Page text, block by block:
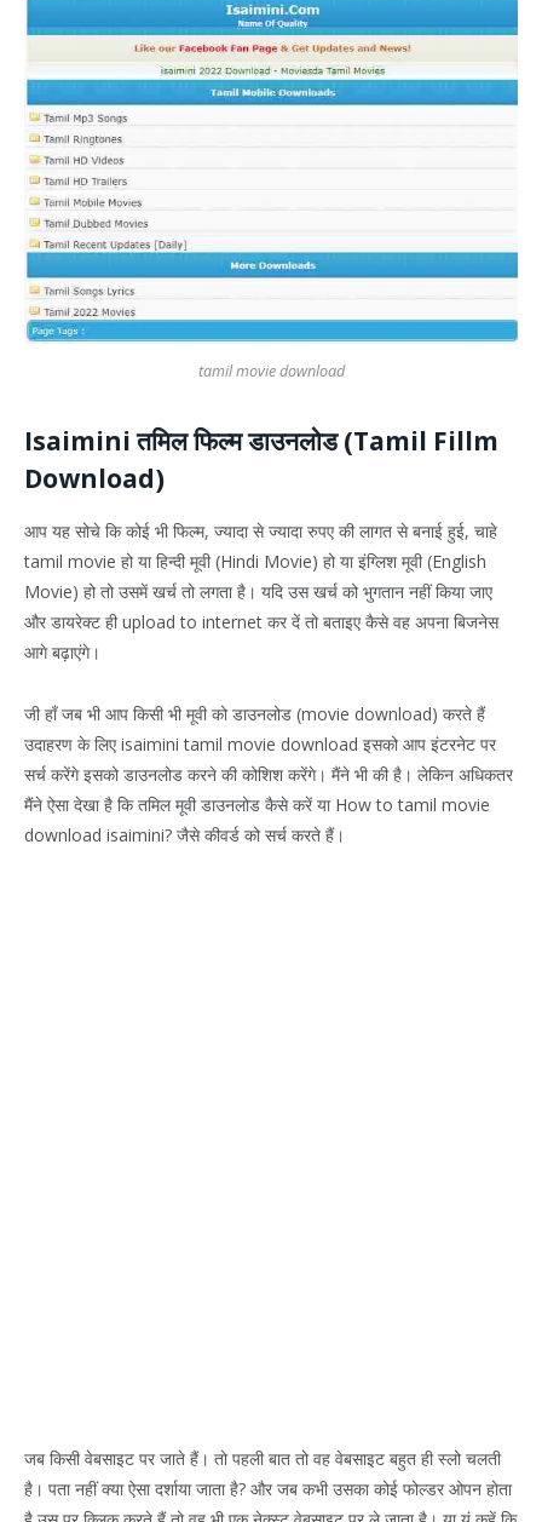
tamil movie download
Isaimini तमिल फिल्म डाउनलोड (Tamil Fillm
Download)
आप यह सोचे कि कोई भी फिल्म, ज्यादा से ज्यादा रुपए की लागत से बनाई हुई, चाहे
tamil movie हो या हिन्दी मूवी (Hindi Movie) हो या इंग्लिश मूवी (English
Movie) हो तो उसमें खर्च तो लगता है। यदि उस खर्च को भुगतान नहीं किया जाए
और डायरेक्ट ही upload to internet कर दें तो बताइए कैसे वह अपना बिजनेस
आगे बढ़ाएंगे।
जी हाँ जब भी आप किसी भी मूवी को डाउनलोड (movie download) करते हैं
उदाहरण के लिए isaimini tamil movie download इसको आप इंटरनेट पर
सर्च करेंगे इसको डाउनलोड करने की कोशिश करेंगे। मैंने भी की है। लेकिन अधिकतर
मैंने ऐसा देखा है कि तमिल मूवी डाउनलोड कैसे करें या How to tamil movie
download isaimini? जैसे कीवर्ड को सर्च करते हैं।
जब किसी वेबसाइट पर जाते हैं। तो पहली बात तो वह वेबसाइट बहुत ही स्लो चलती
है। पता नहीं क्या ऐसा दर्शाया जाता है? और जब कभी उसका कोई फोल्डर ओपन होता